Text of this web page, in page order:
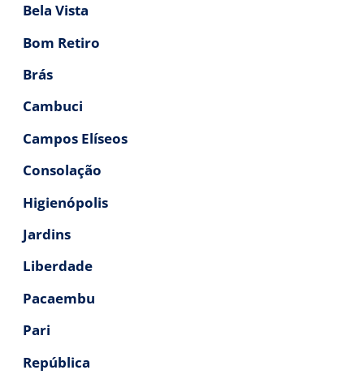
Bela Vista
Bom Retiro
Brás
Cambuci
Campos Elíseos
Consolação
Higienópolis
Jardins
Liberdade
Pacaembu
Pari
República